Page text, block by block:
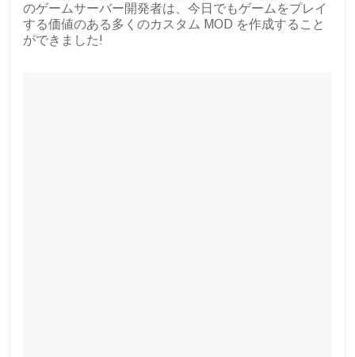
のゲームサーバー開発者は、今日でもゲームをプレイ
する価値のある多くのカスタム MOD を作成すること
ができました!